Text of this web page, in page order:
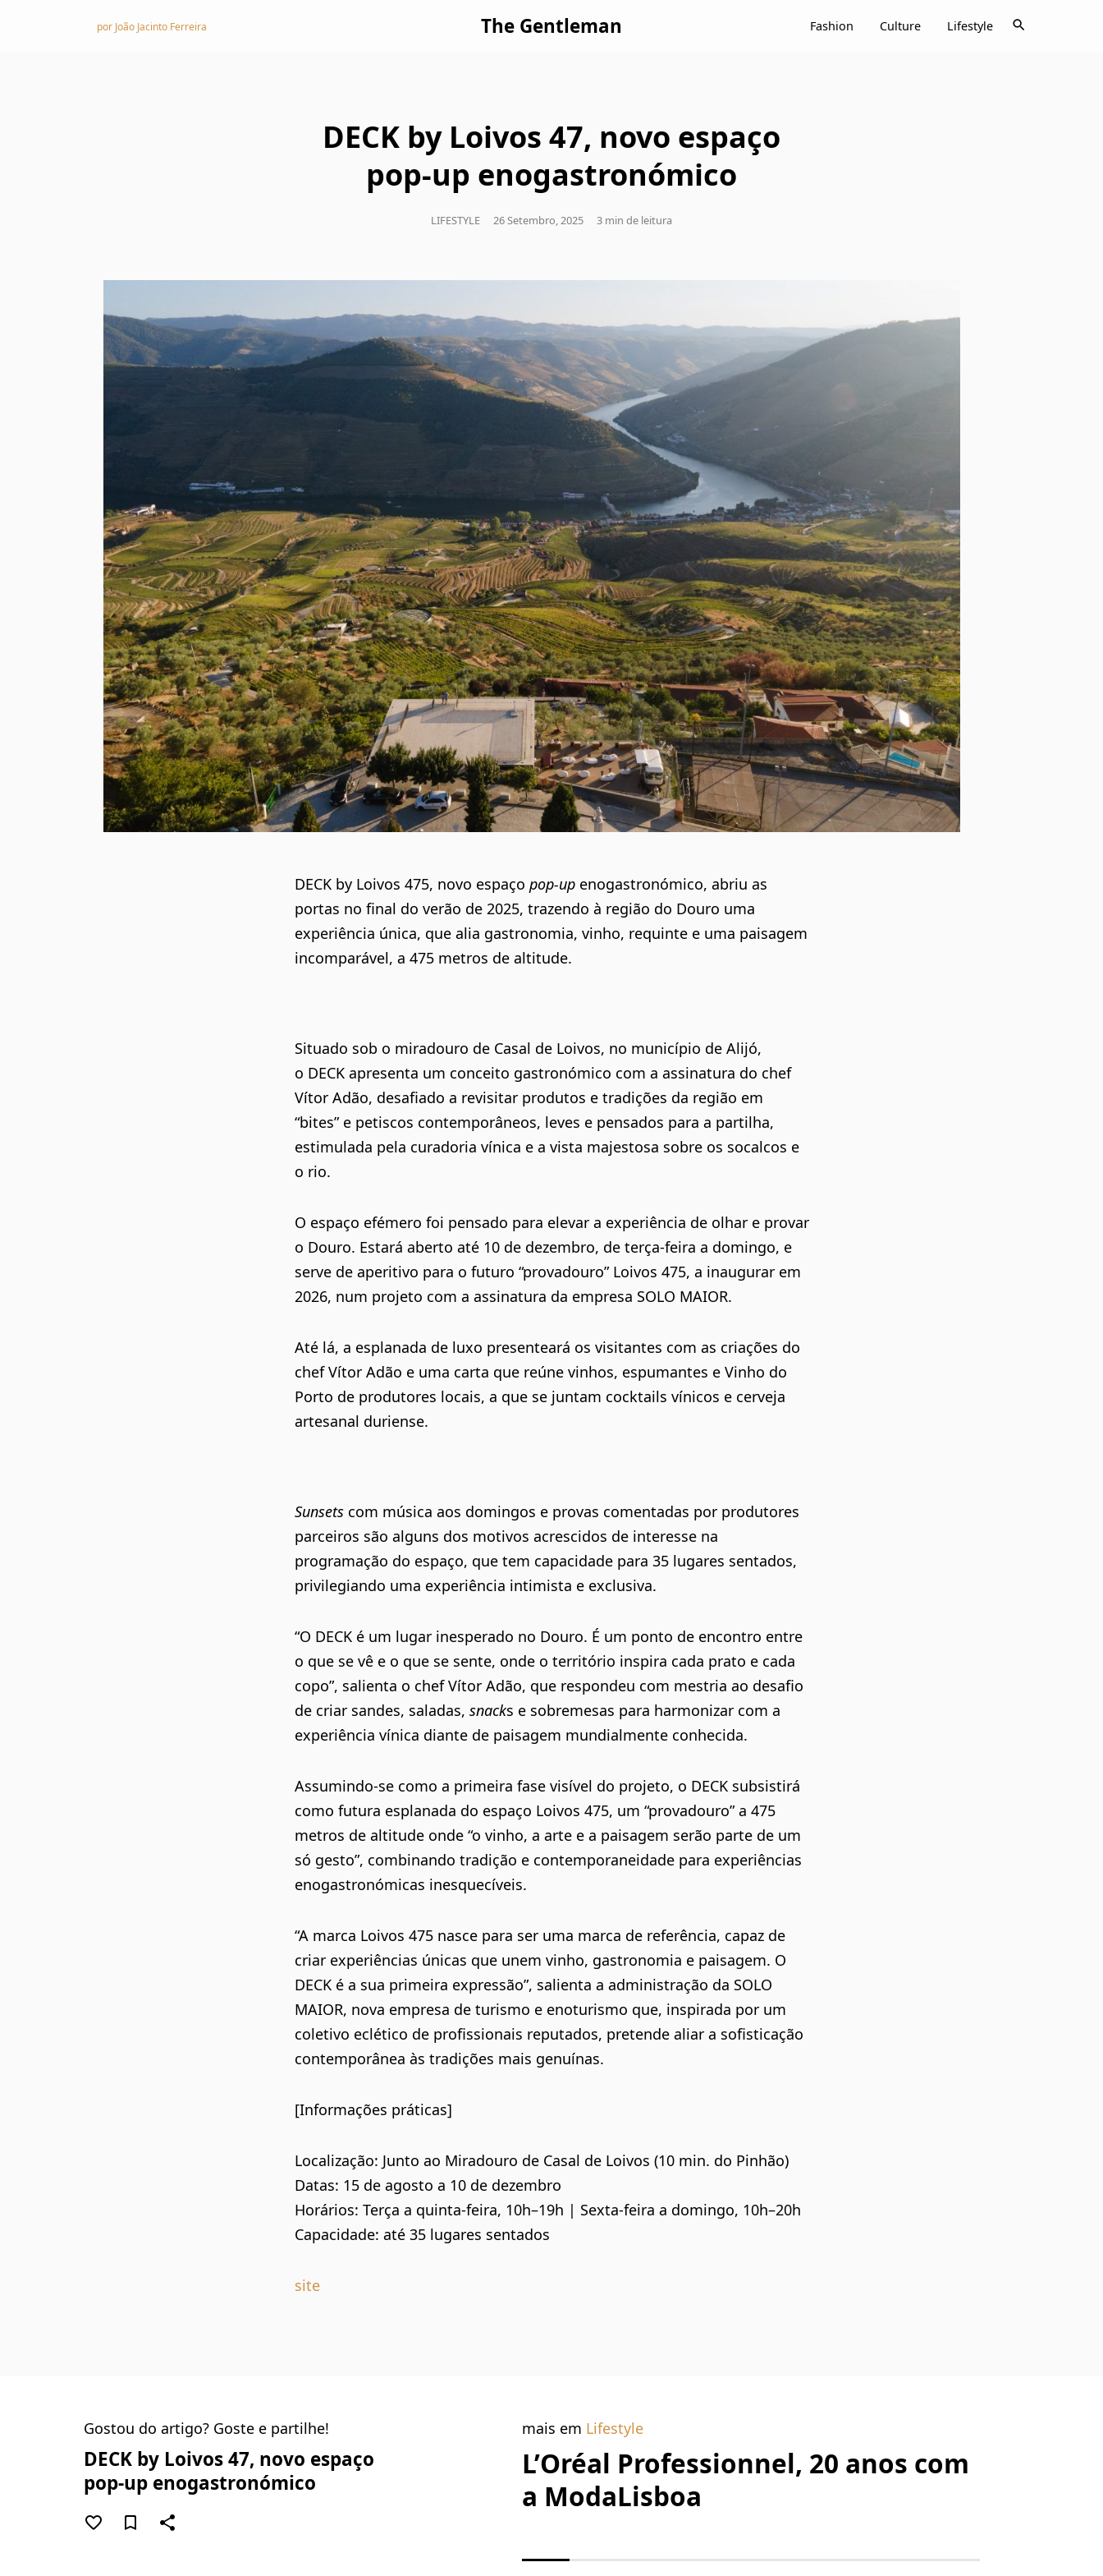
The Gentleman Fashion Culture Lifestyle search
por João Jacinto Ferreira
DECK by Loivos 47, novo espaço
pop-up enogastronómico
LIFESTYLE 26 Setembro, 2025 3 min de leitura
DECK by Loivos 475, novo espaço pop-upenogastronómico, abriu as
portas no final do verão de 2025, trazendo à região do Douro uma
experiência única, que alia gastronomia, vinho, requinte e uma paisagem
incomparável, a 475 metros de altitude.
Situado sob o miradouro de Casal de Loivos, no município de Alijó,
o DECKapresenta um conceito gastronómico com a assinatura do chef
Vítor Adão, desafiado a revisitar produtos e tradições da região em
“bites” e petiscos contemporâneos, leves e pensados para a partilha,
estimulada pela curadoria vínica e a vista majestosa sobre os socalcos e
o rio.
O espaço efémero foi pensado para elevar a experiência de olhar e provar
o Douro. Estará aberto até 10 de dezembro, de terça-feira a domingo, e
serve de aperitivo para o futuro “provadouro” Loivos 475, a inaugurar em
2026, num projeto com a assinatura da empresa SOLO MAIOR.
Até lá, a esplanada de luxo presenteará os visitantes com as criações do
chef Vítor Adão e uma carta que reúne vinhos, espumantes e Vinho do
Porto de produtores locais, a que se juntam cocktails vínicos e cerveja
artesanal duriense.
Sunsetscom música aos domingos e provas comentadas por produtores
parceiros são alguns dos motivos acrescidos de interesse na
programação do espaço, que tem capacidade para 35 lugares sentados,
privilegiando uma experiência intimista e exclusiva.
“O DECKé um lugar inesperado no Douro. É um ponto de encontro entre
o que se vê e o que se sente, onde o território inspira cada prato e cada
copo”, salienta o chef Vítor Adão, que respondeu com mestria ao desafio
de criar sandes, saladas, snacks e sobremesas para harmonizar com a
experiência vínica diante de paisagem mundialmente conhecida.
Assumindo-se como a primeira fase visível do projeto, o DECK subsistirá
como futura esplanada do espaço Loivos 475, um “provadouro” a 475
metros de altitude onde “o vinho, a arte e a paisagem serão parte de um
só gesto”, combinando tradição e contemporaneidade para experiências
enogastronómicas inesquecíveis.
“A marca Loivos 475 nasce para ser uma marca de referência, capaz de
criar experiências únicas que unem vinho, gastronomia e paisagem. O
DECK é a sua primeira expressão”, salienta a administração da SOLO
MAIOR, nova empresa de turismo e enoturismo que, inspirada por um
coletivo eclético de profissionais reputados, pretende aliar a sofisticação
contemporânea às tradições mais genuínas.
[Informações práticas]
Localização: Junto ao Miradouro de Casal de Loivos (10 min. do Pinhão)
Datas: 15 de agosto a 10 de dezembro
Horários: Terça a quinta-feira, 10h–19h | Sexta-feira a domingo, 10h–20h
Capacidade: até 35 lugares sentados
site
Gostou do artigo? Goste e partilhe!
DECK by Loivos 47, novo espaço
pop-up enogastronómico
favorite_border bookmark_border share
mais em Lifestyle
L’Oréal Professionnel, 20 anos com
a ModaLisboa